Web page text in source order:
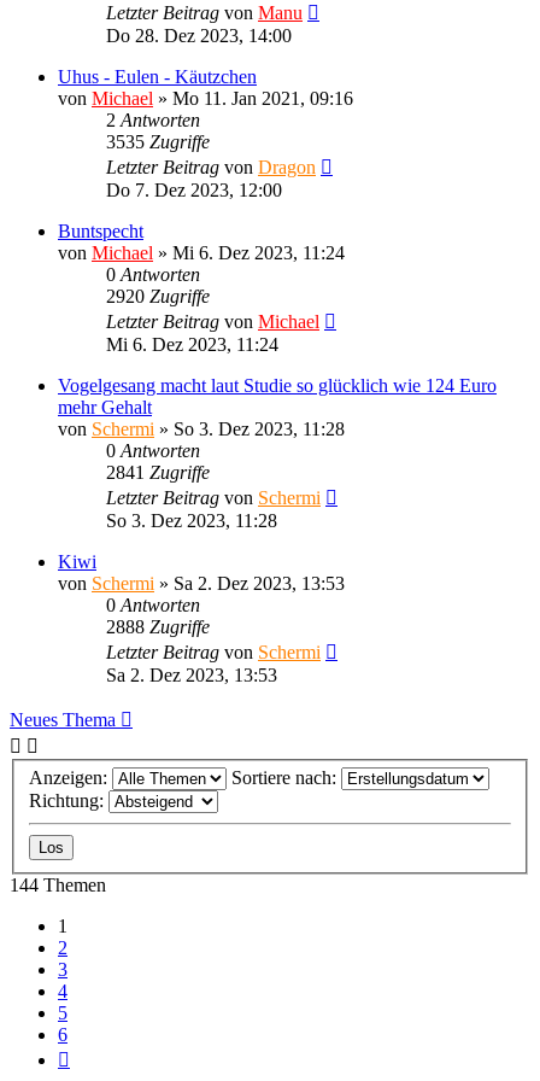
Letzter Beitrag von Manu
Do 28. Dez 2023, 14:00
Uhus - Eulen - Käutzchen
von Michael » Mo 11. Jan 2021, 09:16
2 Antworten
3535 Zugriffe
Letzter Beitrag von Dragon
Do 7. Dez 2023, 12:00
Buntspecht
von Michael » Mi 6. Dez 2023, 11:24
0 Antworten
2920 Zugriffe
Letzter Beitrag von Michael
Mi 6. Dez 2023, 11:24
Vogelgesang macht laut Studie so glücklich wie 124 Euro
mehr Gehalt
von Schermi » So 3. Dez 2023, 11:28
0 Antworten
2841 Zugriffe
Letzter Beitrag von Schermi
So 3. Dez 2023, 11:28
Kiwi
von Schermi » Sa 2. Dez 2023, 13:53
0 Antworten
2888 Zugriffe
Letzter Beitrag von Schermi
Sa 2. Dez 2023, 13:53
Neues Thema
Anzeigen:
Sortiere nach:
Richtung:
144 Themen
1
2
3
4
5
6